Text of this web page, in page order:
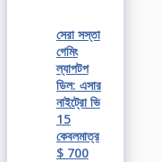
সেরা সস্তা
গেমিং
ল্যাপটপ
ডিল: এসার
নাইট্রো ভি
15
কেবলমাত্র
$ 700